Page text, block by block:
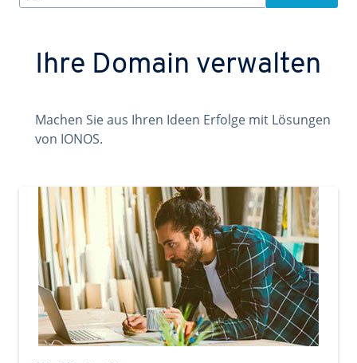
Ihre Domain verwalten
Machen Sie aus Ihren Ideen Erfolge mit Lösungen
von IONOS.